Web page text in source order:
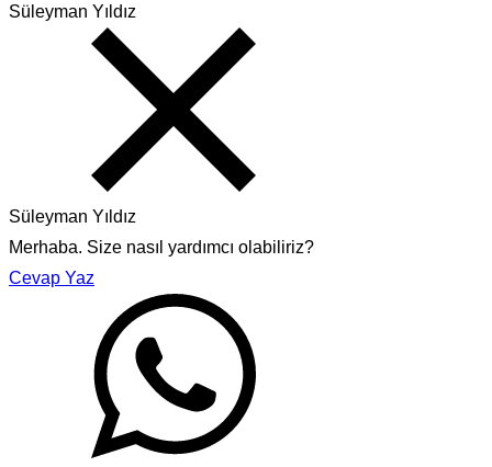
Süleyman Yıldız
Süleyman Yıldız
Merhaba. Size nasıl yardımcı olabiliriz?
Cevap Yaz